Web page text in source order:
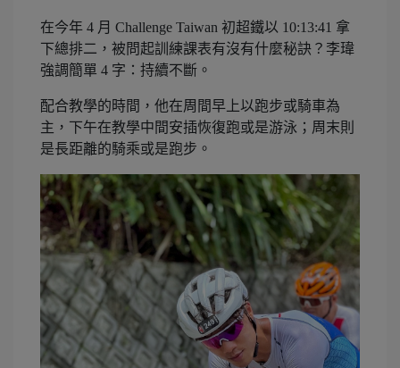
在今年 4 月 Challenge Taiwan 初超鐵以 10:13:41 拿
下總排二，被問起訓練課表有沒有什麼秘訣？李瑋
強調簡單 4 字：持續不斷。
配合教學的時間，他在周間早上以跑步或騎車為
主，下午在教學中間安插恢復跑或是游泳；周末則
是長距離的騎乘或是跑步。